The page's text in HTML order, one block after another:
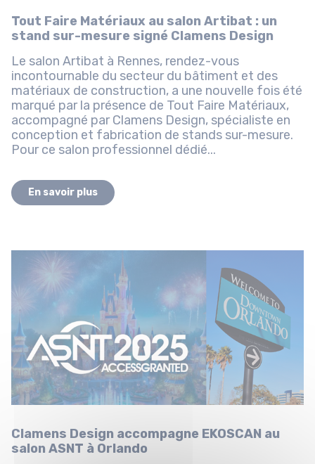
Tout Faire Matériaux au salon Artibat : un
stand sur-mesure signé Clamens Design
Le salon Artibat à Rennes, rendez-vous
incontournable du secteur du bâtiment et des
matériaux de construction, a une nouvelle fois été
marqué par la présence de Tout Faire Matériaux,
accompagné par Clamens Design, spécialiste en
conception et fabrication de stands sur-mesure.
Pour ce salon professionnel dédié...
En savoir plus
Clamens Design accompagne EKOSCAN au
salon ASNT à Orlando